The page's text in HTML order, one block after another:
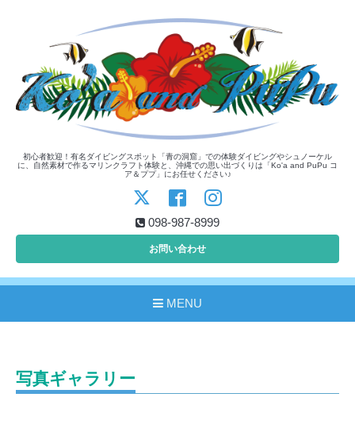
初心者歓迎！有名ダイビングスポット「青の洞窟」での体験ダイビングやシュノーケル
に、自然素材で作るマリンクラフト体験と、沖縄での思い出づくりは「Ko'a and PuPu コ
ア＆ププ」にお任せください♪
098-987-8999
お問い合わせ
MENU
写真ギャラリー